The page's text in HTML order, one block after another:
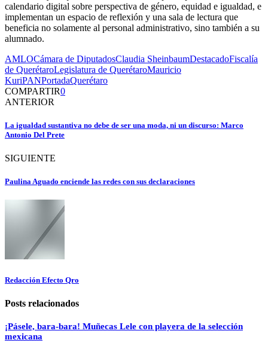
calendario digital sobre perspectiva de género, equidad e igualdad, e
implementan un espacio de reflexión y una sala de lectura que
beneficia no solamente al personal administrativo, sino también a su
alumnado.
AMLOCámara de DiputadosClaudia SheinbaumDestacadoFiscalía
de QuerétaroLegislatura de QuerétaroMauricio
KuriPANPortadaQuerétaro
COMPARTIR0
ANTERIOR
La igualdad sustantiva no debe de ser una moda, ni un discurso: Marco
Antonio Del Prete
SIGUIENTE
Paulina Aguado enciende las redes con sus declaraciones
Redacción Efecto Qro
Posts relacionados
¡Pásele, bara-bara! Muñecas Lele con playera de la selección
mexicana